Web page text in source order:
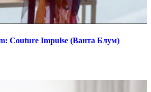
Couture Impulse (Ванта Блум)